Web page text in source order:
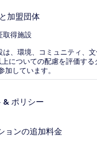
加盟団体
取得施設
は、環境、コミュニティ、
上についての配慮を評価す
加しています。
& ポリシー
ョンの追加料金